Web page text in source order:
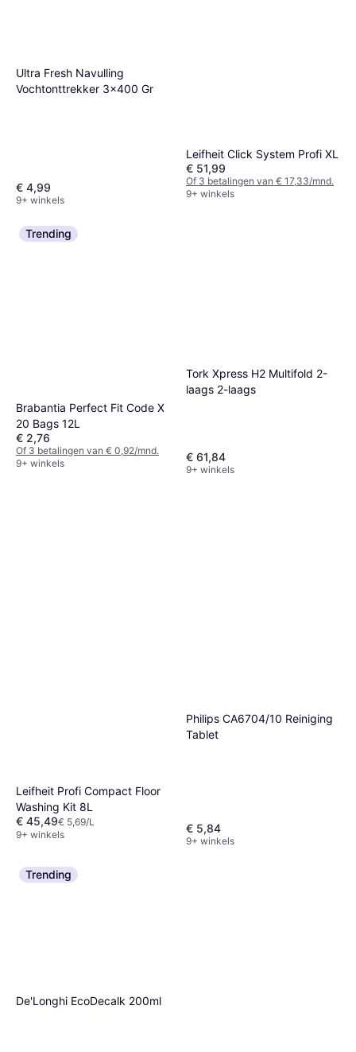
Ultra Fresh Navulling
Vochtonttrekker 3x400 Gr
€ 4,99
9+ winkels
Leifheit Click System Profi XL
€ 51,99
Of 3 betalingen van € 17,33/mnd.
9+ winkels
Trending
Brabantia Perfect Fit Code X
20 Bags 12L
€ 2,76
Of 3 betalingen van € 0,92/mnd.
9+ winkels
Tork Xpress H2 Multifold 2-
laags 2-laags
€ 61,84
9+ winkels
Leifheit Profi Compact Floor
Washing Kit 8L
€ 45,49€ 5,69/L
9+ winkels
Philips CA6704/10 Reiniging
Tablet
€ 5,84
9+ winkels
Trending
De'Longhi EcoDecalk 200ml